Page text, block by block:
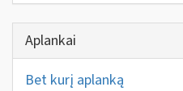
Aplankai
Bet kurį aplanką